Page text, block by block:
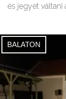
és jegyet
BALATON